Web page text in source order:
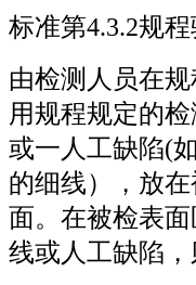
标准第4.3.2规
由检测人员在
用规程规定的
或一人工缺陷(
的细线），放
面。在被检表
线或人工缺陷，